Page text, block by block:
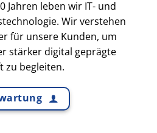
Jahren leben wir IT- und
Wir verstehen
für unsere Kunden, um
stärker digital geprägte
zu begleiten.